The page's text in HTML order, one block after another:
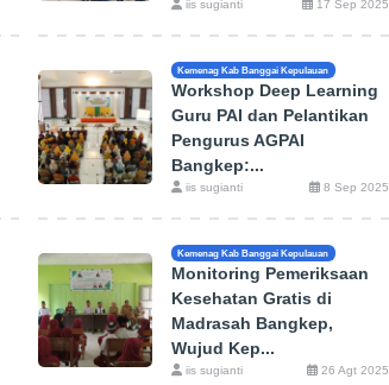
iis sugianti 17 Sep 2025
Kemenag Kab Banggai Kepulauan
Workshop Deep Learning
Guru PAI dan Pelantikan
Pengurus AGPAI
Bangkep:...
iis sugianti 8 Sep 2025
Kemenag Kab Banggai Kepulauan
Monitoring Pemeriksaan
Kesehatan Gratis di
Madrasah Bangkep,
Wujud Kep...
iis sugianti 26 Agt 2025